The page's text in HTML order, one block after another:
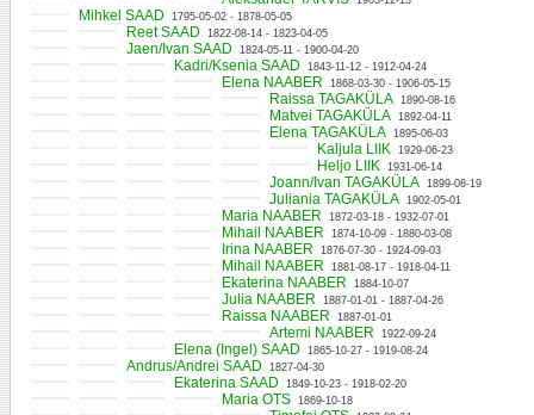
Mihkel SAAD 1795-05-02 - 1878-05-05
Reet SAAD 1822-08-14 - 1823-04-05
Jaen/Ivan SAAD 1824-05-11 - 1900-04-20
Kadri/Ksenia SAAD 1843-11-12 - 1912-04-24
Elena NAABER 1868-03-30 - 1906-05-15
Raissa TAGAKÜLA 1890-08-16
Matvei TAGAKÜLA 1892-04-11
Elena TAGAKÜLA 1895-06-03
Kaljula LIIK 1929-06-23
Heljo LIIK 1931-06-14
Joann/Ivan TAGAKÜLA 1899-08-19
Juliania TAGAKÜLA 1902-05-01
Maria NAABER 1872-03-18 - 1932-07-01
Mihail NAABER 1874-10-09 - 1880-03-08
Irina NAABER 1876-07-30 - 1924-09-03
Mihail NAABER 1881-08-17 - 1918-04-11
Ekaterina NAABER 1884-10-07
Julia NAABER 1887-01-01 - 1887-04-26
Raissa NAABER 1887-01-01
Artemi NAABER 1922-09-24
Elena (Ingel) SAAD 1865-10-27 - 1919-08-24
Andrus/Andrei SAAD 1827-04-30
Ekaterina SAAD 1849-10-23 - 1918-02-20
Maria OTS 1869-10-18